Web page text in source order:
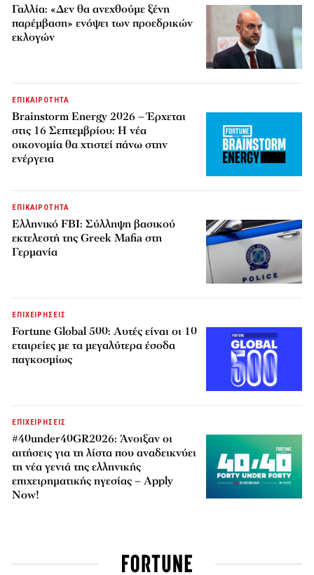
Γαλλία: «Δεν θα ανεχθούμε ξένη
παρέμβαση» ενόψει των προεδρικών
εκλογών
ΕΠΙΚΑΙΡΟΤΗΤΑ
Brainstorm Energy 2026 – Έρχεται
στις 16 Σεπτεμβρίου: Η νέα
οικονομία θα χτιστεί πάνω στην
ενέργεια
ΕΠΙΚΑΙΡΟΤΗΤΑ
Ελληνικό FBI: Σύλληψη βασικού
εκτελεστή της Greek Mafia στη
Γερμανία
ΕΠΙΧΕΙΡΗΣΕΙΣ
Fortune Global 500: Αυτές είναι οι 10
εταιρείες με τα μεγαλύτερα έσοδα
παγκοσμίως
ΕΠΙΧΕΙΡΗΣΕΙΣ
#40under40GR2026: Άνοιξαν οι
αιτήσεις για τη λίστα που αναδεικνύει
τη νέα γενιά της ελληνικής
επιχειρηματικής ηγεσίας – Apply
Now!